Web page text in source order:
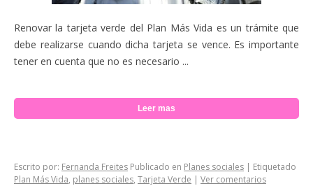
Renovar la tarjeta verde del Plan Más Vida es un trámite que
debe realizarse cuando dicha tarjeta se vence. Es importante
tener en cuenta que no es necesario ...
Leer mas
Escrito por: Fernanda Freites Publicado en Planes sociales | Etiquetado
Plan Más Vida, planes sociales, Tarjeta Verde | Ver comentarios